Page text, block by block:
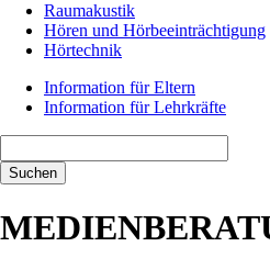
Raumakustik
Hören und Hörbeeinträchtigung
Hörtechnik
Information für Eltern
Information für Lehrkräfte
Suchen